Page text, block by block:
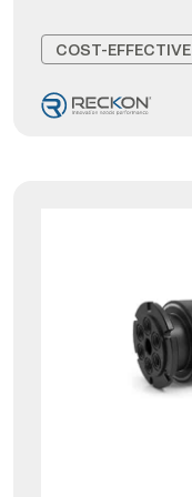
COST-EFFECTIVE